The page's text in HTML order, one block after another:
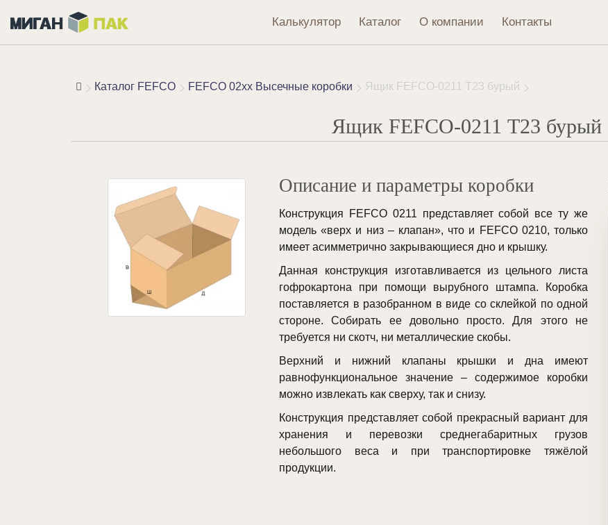
Калькулятор Каталог О компании Контакты
Каталог FEFCO FEFCO 02xx Высечные коробки Ящик FEFCO-0211 Т23 бурый
Ящик FEFCO-0211 Т23 бурый
Описание и параметры коробки
Конструкция FEFCO 0211 представляет собой все ту же
модель «верх и низ – клапан», что и FEFCO 0210, только
имеет асимметрично закрывающиеся дно и крышку.
Данная конструкция изготавливается из цельного листа
гофрокартона при помощи вырубного штампа. Коробка
поставляется в разобранном в виде со склейкой по одной
стороне. Собирать ее довольно просто. Для этого не
требуется ни скотч, ни металлические скобы.
Верхний и нижний клапаны крышки и дна имеют
равнофункциональное значение – содержимое коробки
можно извлекать как сверху, так и снизу.
Конструкция представляет собой прекрасный вариант для
хранения и перевозки среднегабаритных грузов
небольшого веса и при транспортировке тяжёлой
продукции.